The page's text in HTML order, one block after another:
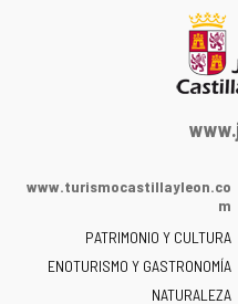
la
de
Castilla
y
www.turismocastillayleon.co
m
PATRIMONIO Y CULTURA
ENOTURISMO Y GASTRONOMÍA
NATURALEZA